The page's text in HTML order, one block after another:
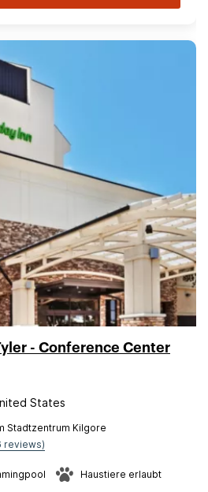
- Conference Center
States
Stadtzentrum Kilgore
reviews)
Haustiere erlaubt